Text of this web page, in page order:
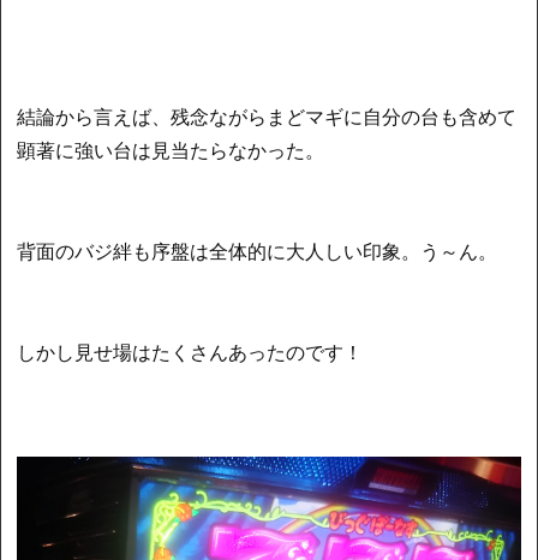
結論から言えば、残念ながらまどマギに自分の台も含めて
顕著に強い台は見当たらなかった。
背面のバジ絆も序盤は全体的に大人しい印象。う～ん。
しかし見せ場はたくさんあったのです！